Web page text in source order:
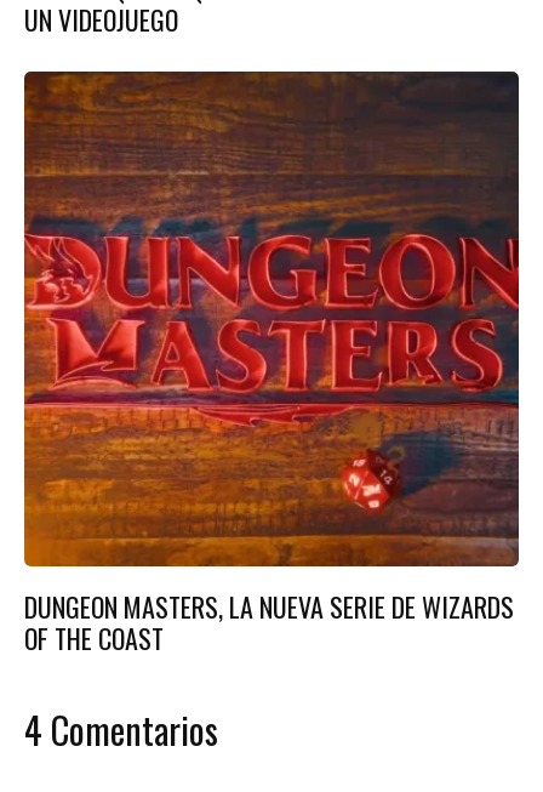
UN VIDEOJUEGO
DUNGEON MASTERS, LA NUEVA SERIE DE WIZARDS
OF THE COAST
4 Comentarios